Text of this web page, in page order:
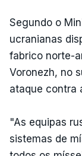
Segundo o
ucranianas
fabrico norte-
Voronezh, no
ataque contra
"As equipas
sistemas de